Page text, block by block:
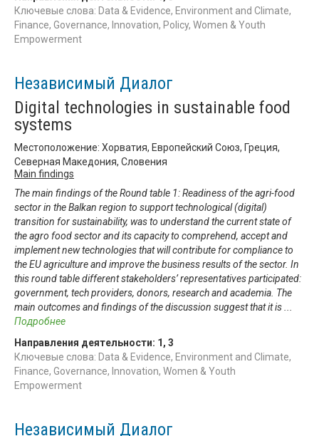
Ключевые слова: Data & Evidence, Environment and Climate,
Finance, Governance, Innovation, Policy, Women & Youth
Empowerment
Независимый Диалог
Digital technologies in sustainable food
systems
Местоположение: Хорватия, Европейский Союз, Греция,
Северная Македония, Словения
Main findings
The main findings of the Round table 1: Readiness of the agri-food
sector in the Balkan region to support technological (digital)
transition for sustainability, was to understand the current state of
the agro food sector and its capacity to comprehend, accept and
implement new technologies that will contribute for compliance to
the EU agriculture and improve the business results of the sector. In
this round table different stakeholders’ representatives participated:
government, tech providers, donors, research and academia. The
main outcomes and findings of the discussion suggest that it is
Подробнее
Направления деятельности: 1 , 3
Ключевые слова: Data & Evidence, Environment and Climate,
Finance, Governance, Innovation, Women & Youth
Empowerment
Независимый Диалог